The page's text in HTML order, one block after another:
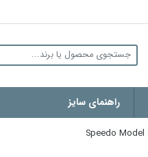
راهنمای سایز